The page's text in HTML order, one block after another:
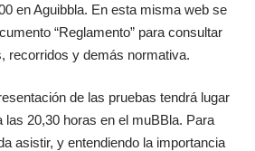
en Aguibbla. En esta misma web se
“Reglamento” para consultar
recorridos y demás normativa.
de las pruebas tendrá lugar
las 20,30 horas en el muBBla. Para
asistir, y entendiendo la importancia